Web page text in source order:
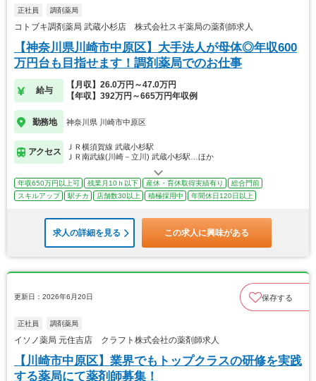
正社員 調剤薬局
コトブキ調剤薬局 武蔵小杉店 株式会社スギ薬局の薬剤師求人
【神奈川県川崎市中原区】大手法人が母体◎年収600
万円台も目指せます！調剤薬局でのお仕事
給与
【月収】26.0万円～47.0万円
【年収】392万円～665万円年収例
勤務地 神奈川県 川崎市中原区
アクセス
ＪＲ横須賀線 武蔵小杉駅
ＪＲ南武線(川崎－立川) 武蔵小杉駅…ほか
年収650万円以上可 残業月10ｈ以下 産休・育休取得実績有り
総合門前
スキルアップ
駅チカ 店舗数30以上 積極採用中 年間休日120日以上
求人の詳細を見る この求人に興味がある
更新日：2026年6月20日 保存する
正社員 調剤薬局
イソノ薬局 元住吉店 クラフト株式会社の薬剤師求人
【川崎市中原区】業界でもトップクラスの研修を実践
する薬局にて薬剤師募集！